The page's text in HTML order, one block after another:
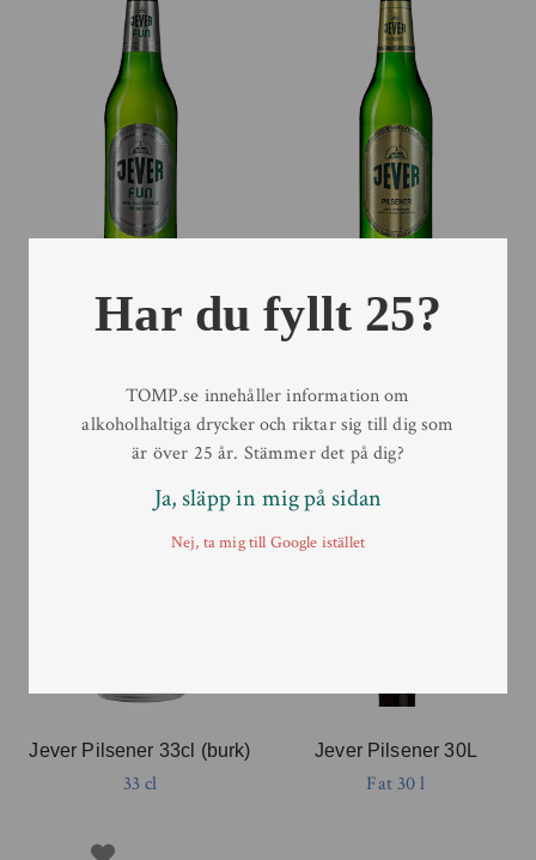
Jever Fun Jever Pilsener 33cl
Jever Pilsener 33cl (burk)
33 cl
Jever Pilsener 30L
Fat 30 l
Har du fyllt 25?
TOMP.se innehåller information om
alkoholhaltiga drycker och riktar sig till dig som
är över 25 år. Stämmer det på dig?
Ja, släpp in mig på sidan
Nej, ta mig till Google istället